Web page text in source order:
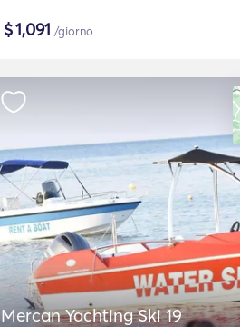
$1,091 /giorno
Mercan Yachting Ski 19